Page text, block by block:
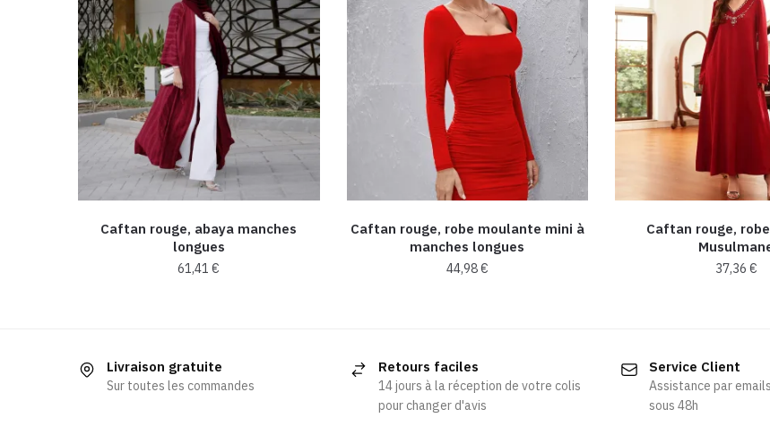
Caftan rouge, abaya manches
longues
61,41€
plusieurs
variations.
Caftan rouge, robe moulante mini à
manches longues
44,98€
plusieurs
variations.
Les
Caftan rouge,
37,36 €
Livraison gratuite
Sur toutes les commandes
Retours faciles
14 jours à la réception de votre colis
pour changer d'avis
Service Client
Assistance par
sous 48h